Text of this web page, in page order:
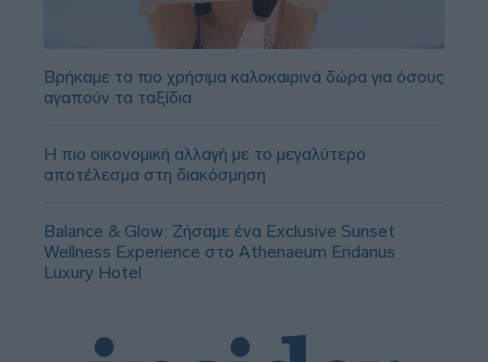
Βρήκαμε τα πιο χρήσιμα καλοκαιρινά δώρα για όσους
αγαπούν τα ταξίδια
Η πιο οικονομική αλλαγή με το μεγαλύτερο
αποτέλεσμα στη διακόσμηση
Balance & Glow: Ζήσαμε ένα Exclusive Sunset
Wellness Experience στο Athenaeum Eridanus
Luxury Hotel